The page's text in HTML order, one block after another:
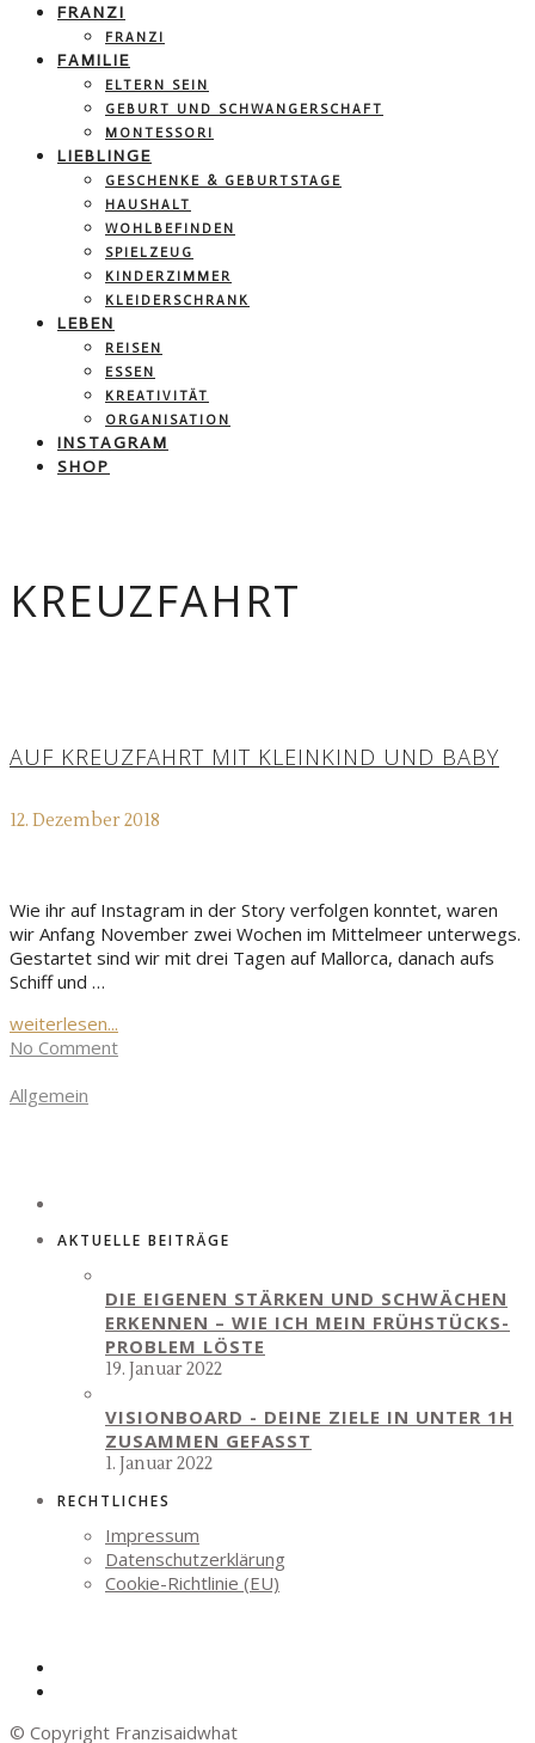
FRANZI
FRANZI
FAMILIE
ELTERN SEIN
GEBURT UND SCHWANGERSCHAFT
MONTESSORI
LIEBLINGE
GESCHENKE & GEBURTSTAGE
HAUSHALT
WOHLBEFINDEN
SPIELZEUG
KINDERZIMMER
KLEIDERSCHRANK
LEBEN
REISEN
ESSEN
KREATIVITÄT
ORGANISATION
INSTAGRAM
SHOP
KREUZFAHRT
AUF KREUZFAHRT MIT KLEINKIND UND BABY
12. Dezember 2018
Wie ihr auf Instagram in der Story verfolgen konntet, waren
wir Anfang November zwei Wochen im Mittelmeer unterwegs.
Gestartet sind wir mit drei Tagen auf Mallorca, danach aufs
Schiff und …
weiterlesen...
No Comment
Allgemein
AKTUELLE BEITRÄGE
DIE EIGENEN STÄRKEN UND SCHWÄCHEN
ERKENNEN – WIE ICH MEIN FRÜHSTÜCKS-
PROBLEM LÖSTE
19. Januar 2022
VISIONBOARD - DEINE ZIELE IN UNTER 1H
ZUSAMMEN GEFASST
1. Januar 2022
RECHTLICHES
Impressum
Datenschutzerklärung
Cookie-Richtlinie (EU)
© Copyright Franzisaidwhat